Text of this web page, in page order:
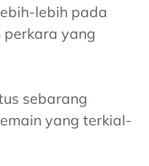
lebih pada
perkara yang
sebarang
yang terkial-